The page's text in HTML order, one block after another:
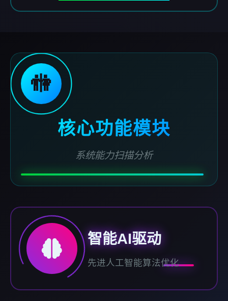
🚻
核心功能模块
系统能力扫描分析
智能AI驱动
先进人工智能算法优化